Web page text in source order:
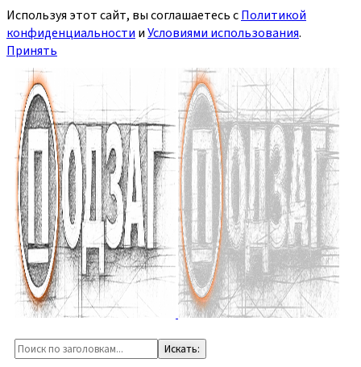
Используя этот сайт, вы соглашаетесь сПолитикой
конфиденциальности иУсловиями использования.
Принять